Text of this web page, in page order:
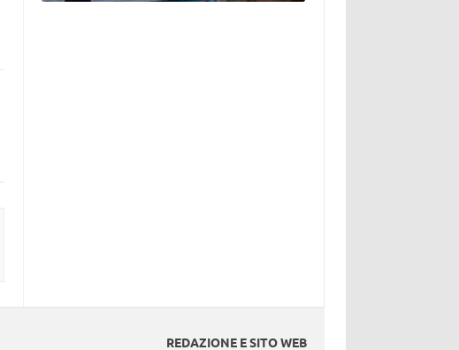
REDAZIONE E SITO WEB